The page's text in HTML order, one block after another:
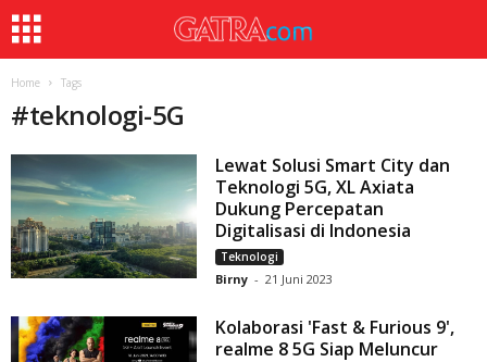
Home Tags
#teknologi-5G
Lewat Solusi Smart City dan
Teknologi 5G, XL Axiata
Dukung Percepatan
Digitalisasi di Indonesia
Teknologi
Birny - 21 Juni 2023
Kolaborasi 'Fast & Furious 9',
realme 8 5G Siap Meluncur